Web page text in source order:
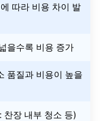
따라 비용 차이 발
을수록 비용 증가
품질과 비용이 높을
찬장 내부 청소 등)